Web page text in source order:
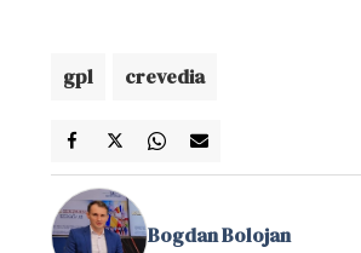
gpl crevedia
Bogdan Bolojan